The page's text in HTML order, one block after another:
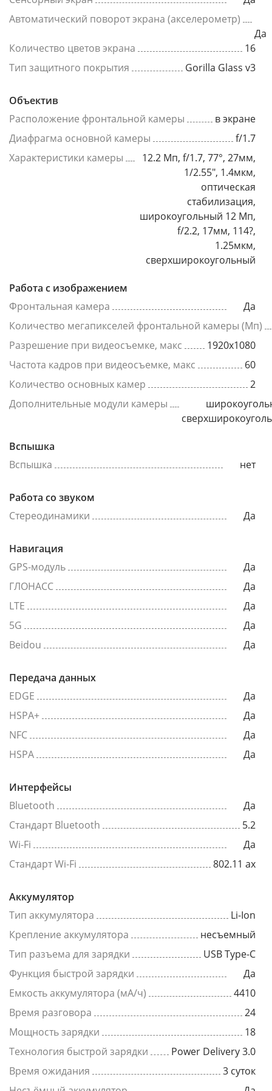
Автоматический поворот экрана (акселерометр)
Да
Количество цветов экрана
16
Тип защитного покрытия
Gorilla Glass v3
Объектив
Расположение фронтальной камеры
в экране
Диафрагма основной камеры
f/1.7
Характеристики камеры
12.2 Мп, f/1.7, 77°, 27мм,
1/2.55", 1.4мкм,
оптическая
стабилизация,
широкоугольный 12 Мп,
f/2.2, 17мм, 114?,
1.25мкм,
сверхширокоугольный
Работа с изображением
Фронтальная камера
Да
Количество мегапикселей фронтальной камеры (Мп)
Разрешение при видеосъемке, макс
1920x1080
Частота кадров при видеосъемке, макс
60
Количество основных камер
2
Дополнительные модули камеры
Вспышка
Вспышка
нет
Работа со звуком
Стереодинамики
Да
Навигация
GPS-модуль
Да
ГЛОНАСС
Да
LTE
Да
5G
Да
Beidou
Да
Передача данных
EDGE
Да
HSPA+
Да
NFC
Да
HSPA
Да
Интерфейсы
Bluetooth
Да
Стандарт Bluetooth
5.2
Wi-Fi
Да
Стандарт Wi-Fi
802.11 ax
Аккумулятор
Тип аккумулятора
Li-Ion
Крепление аккумулятора
несъемный
Тип разъема для зарядки
USB Type-C
Функция быстрой зарядки
Да
Емкость аккумулятора (мА/ч)
4410
Время разговора
24
Мощность зарядки
18
Технология быстрой зарядки
Power Delivery 3.0
Время ожидания
3 суток